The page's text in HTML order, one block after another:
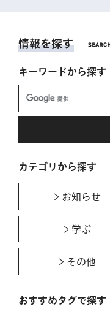
情報を探す
キーワードから探す
カテゴリから探す
お知らせ
学ぶ
その他
おすすめタグで探す